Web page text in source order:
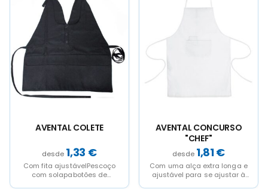
multiple
variants.
The
options
may
on
page
multiple
variants.
The
options
may
on
pageAVENTAL CONCURSO
1,81
Com uma alça extra longa e
ajustável para se ajustar à
cintura, tamanho único.Cada
AVENTAL VAQUEIRO
"TEXAS"
5,32